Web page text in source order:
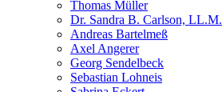
Thomas Müller
Dr. Sandra B. Carlson, LL.M.
Andreas Bartelmeß
Axel Angerer
Georg Sendelbeck
Sebastian Lohneis